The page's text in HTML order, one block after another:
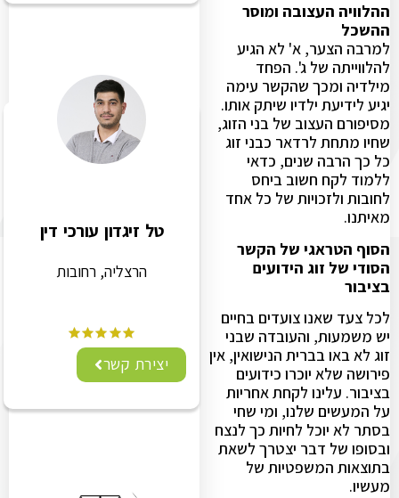
ההלוויה העצובה ומוסר
ההשכל
למרבה הצער, א' לא הגיע
להלווייתה של ג'. הפחד
מילדיה ומכך שהקשר עימה
יגיע לידיעת ילדיו שיתק אותו.
מסיפורם העצוב של בני הזוג,
שחיו מתחת לרדאר כבני זוג
כל כך הרבה שנים, כדאי
ללמוד לקח חשוב ביחס
לחובות ולזכויות של כל אחד
מאיתנו.
הסוף הטראגי של הקשר
הסודי של זוג הידועים
בציבור
לכל צעד שאנו צועדים בחיים
יש משמעות, והעובדה שבני
זוג לא באו בברית הנישואין, אין
פירושה שלא יוכרו כידועים
בציבור. עלינו לקחת אחריות
על המעשים שלנו, ומי שחי
בסתר לא יוכל לחיות כך לנצח
ובסופו של דבר יצטרך לשאת
בתוצאות המשפטיות של
מעשיו.
טל זיגדון עורכי דין
הרצליה, רחובות
יצירת קשר